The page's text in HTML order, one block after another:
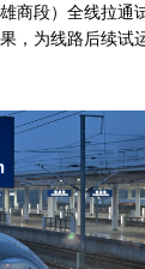
商段）全线拉通
，为线路后续试